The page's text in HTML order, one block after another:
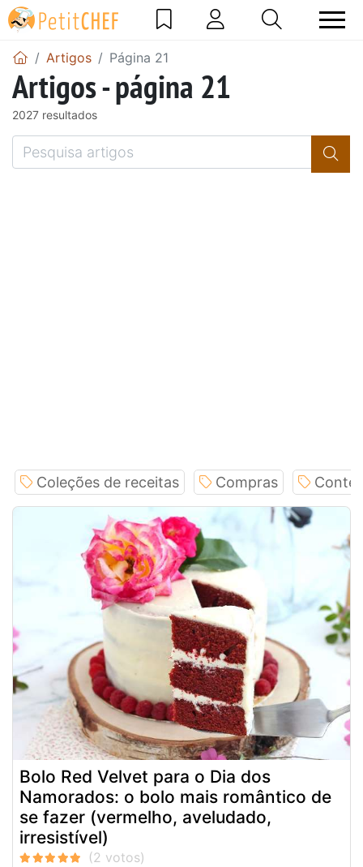
Artigos Página 21
Artigos - página 21
2027 resultados
Coleções de receitas Compras
Bolo Red Velvet para o Dia dos
Namorados: o bolo mais romântico de
se fazer (vermelho, aveludado,
irresistível)